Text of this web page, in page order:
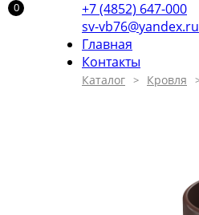
+7 (4852) 647-000
sv-vb76@yandex.ru
Главная
Контакты
Каталог Кровля